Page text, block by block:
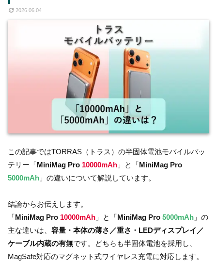
2026.06.04
この記事ではTORRAS（トラス）の半固体電池モバイルバッ
テリー「MiniMag Pro 10000mAh 」と「MiniMag Pro
5000mAh 」の違いについて解説しています。
結論からお伝えします。
「MiniMag Pro 10000mAh 」と「MiniMag Pro 5000mAh 」の
主な違いは、 容量・本体の薄さ／重さ・LEDディスプレイ／
ケーブル内蔵の有無です。どちらも半固体電池を採用し、
MagSafe対応のマグネット式ワイヤレス充電に対応します。